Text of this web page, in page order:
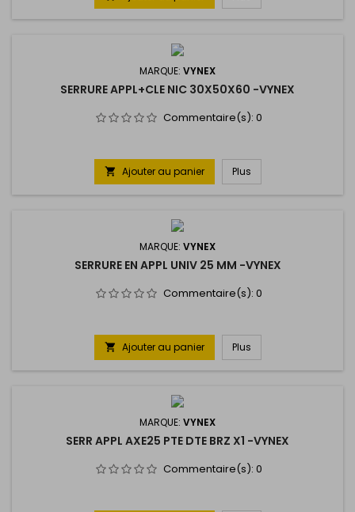
MARQUE: VYNEX
SERRURE APPL+CLE NIC 30X50X60 -VYNEX
Commentaire(s): 0
 Ajouter au panier Plus
MARQUE: VYNEX
SERRURE EN APPL UNIV 25 MM -VYNEX
Commentaire(s): 0
 Ajouter au panier Plus
MARQUE: VYNEX
SERR APPL AXE25 PTE DTE BRZ X1 -VYNEX
Commentaire(s): 0